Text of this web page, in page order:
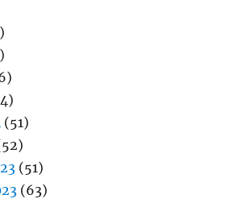
(51)
(51)
(63)